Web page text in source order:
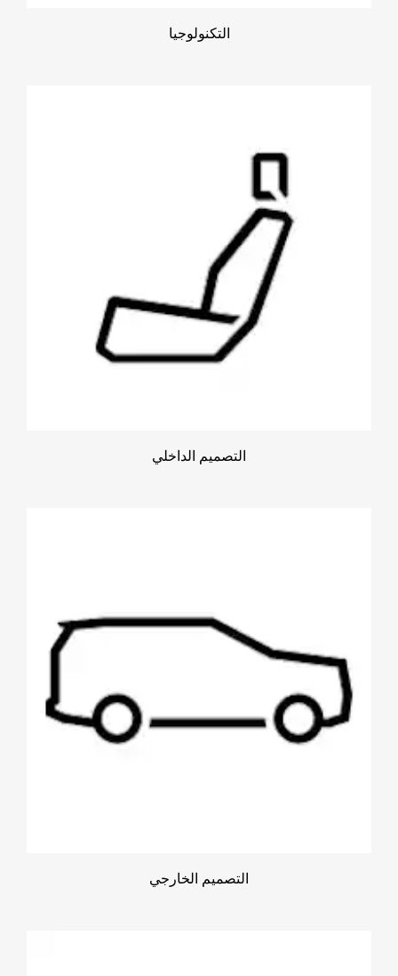
التكنولوجيا
التصميم الداخلي
التصميم الخارجي